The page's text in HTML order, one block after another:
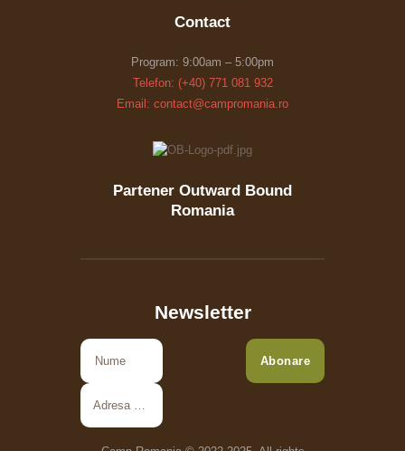
Contact
Program: 9:00am – 5:00pm
Telefon: (+40) 771 081 932
Email: contact@campromania.ro
Partener Outward Bound
Romania
Newsletter